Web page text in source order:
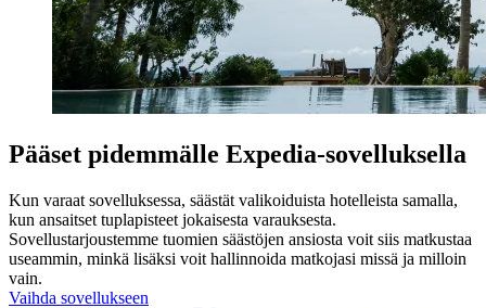
Pääset pidemmälle Expedia-sovelluksella
Kun varaat sovelluksessa, säästät valikoiduista hotelleista samalla,
kun ansaitset tuplapisteet jokaisesta varauksesta.
Sovellustarjoustemme tuomien säästöjen ansiosta voit siis matkustaa
useammin, minkä lisäksi voit hallinnoida matkojasi missä ja milloin
vain.
Vaihda sovellukseen